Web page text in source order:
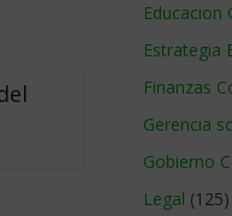
Educacion
Estrategia
Finanzas
Gerencia
Gobierno
Legal (125)